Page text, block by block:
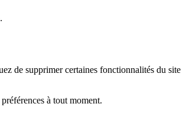
de supprimer certaines fonctionnalités du site
à tout moment.